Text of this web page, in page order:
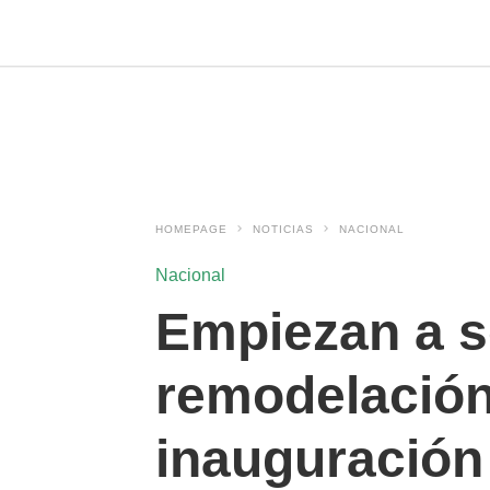
HOMEPAGE NOTICIAS NACIONAL
Nacional
Empiezan a
inauguración